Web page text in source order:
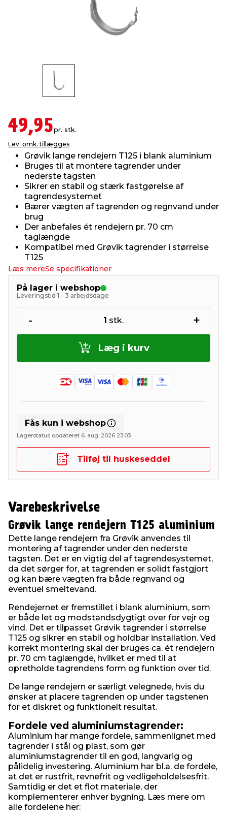
& ukrudt
& standere
& syltning
49,95pr. stk.
Lev. omk. tillægges
Grøvik lange rendejern T125 i blank aluminium
Bruges til at montere tagrender under
nederste tagsten
Sikrer en stabil og stærk fastgørelse af
tagrendesystemet
Bærer vægten af tagrenden og regnvand under
brug
Der anbefales ét rendejern pr. 70 cm
taglængde
Kompatibel med Grøvik tagrender i størrelse
T125
Læs mereSe specifikationer
På lager i webshop
Leveringstid 1 - 3 arbejdsdage
- 1 stk. +
Læg i kurv
Fås kun i webshop
Lagerstatus opdateret 6. aug. 2026 23:03
Tilføj til huskeseddel
Varebeskrivelse
Grøvik lange rendejern T125 aluminium
Dette lange rendejern fra Grøvik anvendes til
montering af tagrender under den nederste
tagsten. Det er en vigtig del af tagrendesystemet,
da det sørger for, at tagrenden er solidt fastgjort
og kan bære vægten fra både regnvand og
eventuel smeltevand.
Rendejernet er fremstillet i blank aluminium, som
er både let og modstandsdygtigt over for vejr og
vind. Det er tilpasset Grøvik tagrender i størrelse
T125 og sikrer en stabil og holdbar installation. Ved
korrekt montering skal der bruges ca. ét rendejern
pr. 70 cm taglængde, hvilket er med til at
opretholde tagrendens form og funktion over tid.
De lange rendejern er særligt velegnede, hvis du
ønsker at placere tagrenden op under tagstenen
for et diskret og funktionelt resultat.
Fordele ved aluminiumstagrender:
Aluminium har mange fordele, sammenlignet med
tagrender i stål og plast, som gør
aluminiumstagrender til en god, langvarig og
pålidelig investering. Aluminium har bl.a. de fordele,
at det er rustfrit, revnefrit og vedligeholdelsesfrit.
Samtidig er det et flot materiale, der
komplementerer enhver bygning. Læs mere om
alle fordelene her: